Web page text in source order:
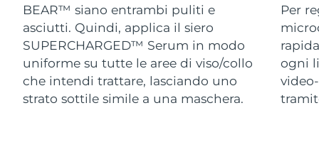
BEAR™ siano entrambi puliti e
asciutti. Quindi, applica il siero
SUPERCHARGED™ Serum in modo
uniforme su tutte le aree di viso/collo
che intendi trattare, lasciando uno
strato sottile simile a una maschera.
Per
ogni